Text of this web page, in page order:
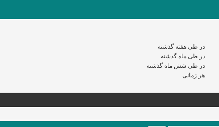
در طی هفته گذشته
در طی ماه گذشته
در طی شش ماه گذشته
هر زمانی